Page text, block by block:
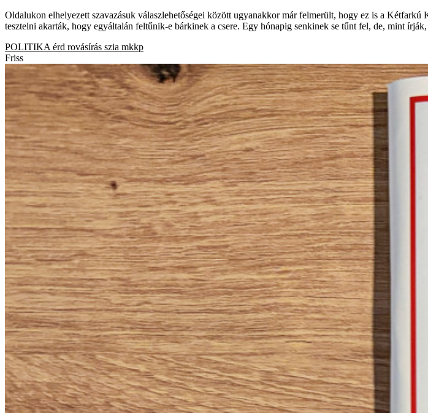
Oldalukon elhelyezett szavazásuk válaszlehetőségei között ugyanakkor már felmerült, hogy ez is a
tesztelni akarták, hogy egyáltalán feltűnik-e bárkinek a csere. Egy hónapig senkinek se tűnt fel, de, mint
POLITIKA érd rovásírás szia mkkp
Friss